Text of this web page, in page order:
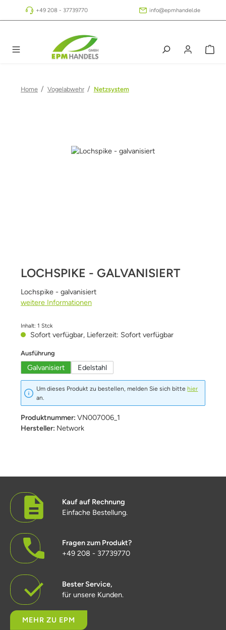
Zum Hauptinhalt springen
+49 208 - 37739770 info@epmhandel.de
Home / Vogelabwehr / Netzsystem
Bildergalerie überspringen
LOCHSPIKE - GALVANISIERT
Lochspike - galvanisiert
weitere Informationen
Inhalt: 1 Stck
Sofort verfügbar, Lieferzeit: Sofort verfügbar
Ausführung
Galvanisiert Edelstahl
Um dieses Produkt zu bestellen, melden Sie sich bittehier
an.
Produktnummer: VN007006_1
Hersteller: Network
Kauf auf Rechnung
Einfache Bestellung.
Fragen zum Produkt?
+49 208 - 37739770
Bester Service,
für unsere Kunden.
MEHR ZU EPM